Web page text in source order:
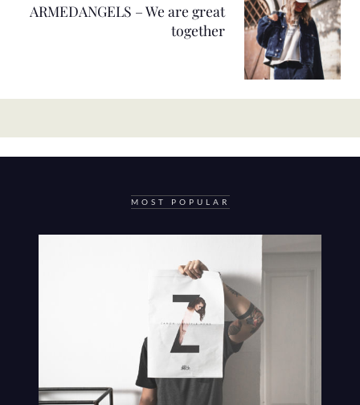
ARMEDANGELS – We are great
together
MOST POPULAR